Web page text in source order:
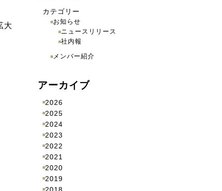
大
カテゴリー
お知らせ
ニュースリリース
社内報
メンバー紹介
アーカイブ
2026
2025
2024
2023
2022
2021
2020
2019